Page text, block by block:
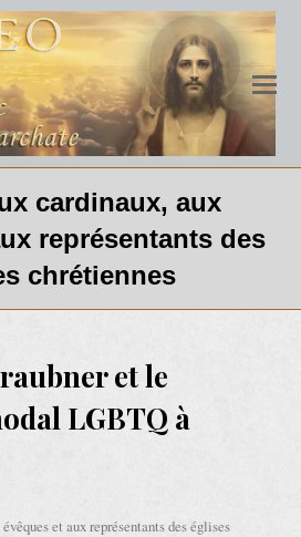
cardinaux, aux
représentants des
chrétiennes
et le
LGBTQ à
et aux représentants des églises